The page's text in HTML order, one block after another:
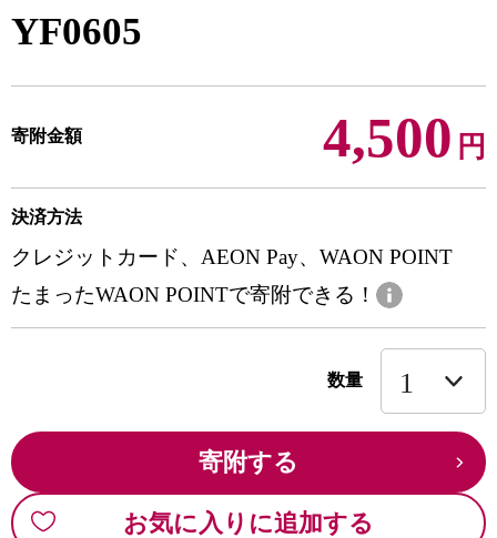
YF0605
寄附金額 4,500 円
決済方法
クレジットカード、AEON Pay、WAON POINT
たまったWAON POINTで寄附できる！
数量
寄附する
お気に入りに追加する